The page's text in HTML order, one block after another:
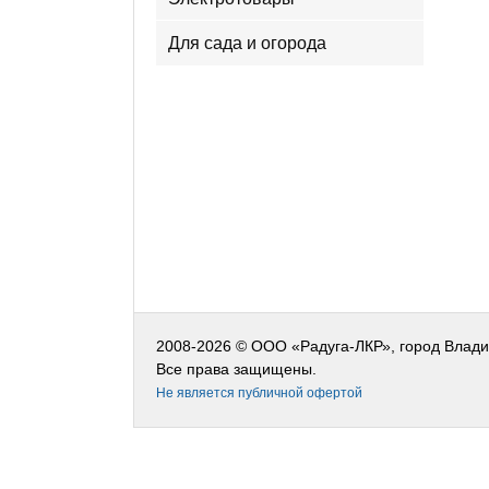
Для сада и огорода
2008-2026 © ООО «Радуга-ЛКР», город
Все права защищены.
Не является публичной офертой